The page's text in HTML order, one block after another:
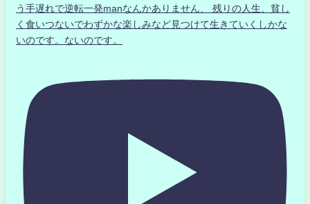
う手遅れで逆転一発manなんかありません、 残りの人生、貧し
く食いつないでわずかな楽しみなど見つけて生きていくしかな
いのです。ないのです。